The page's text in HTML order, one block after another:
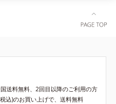
送料無料、2回目以降のご利用の方
込)のお買い上げで、送料無料